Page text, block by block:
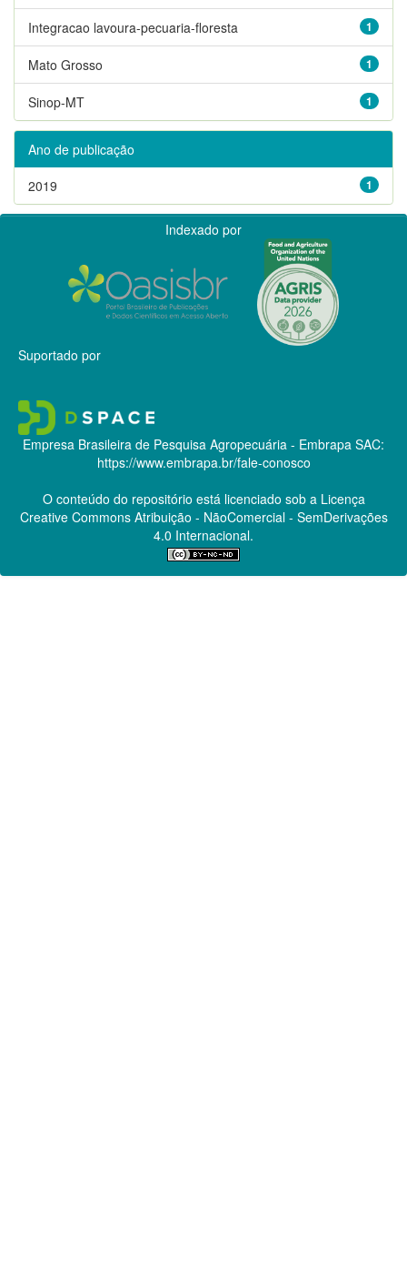
1
Integracao lavoura-pecuaria-floresta
1
Mato Grosso
1
Sinop-MT
Ano de publicação
1
2019
Indexado por
Suportado por
Empresa Brasileira de Pesquisa Agropecuária - Embrapa SAC:
https://www.embrapa.br/fale-conosco
O conteúdo do repositório está licenciado sob a Licença
Creative CommonsAtribuição - NãoComercial - SemDerivações
4.0 Internacional.